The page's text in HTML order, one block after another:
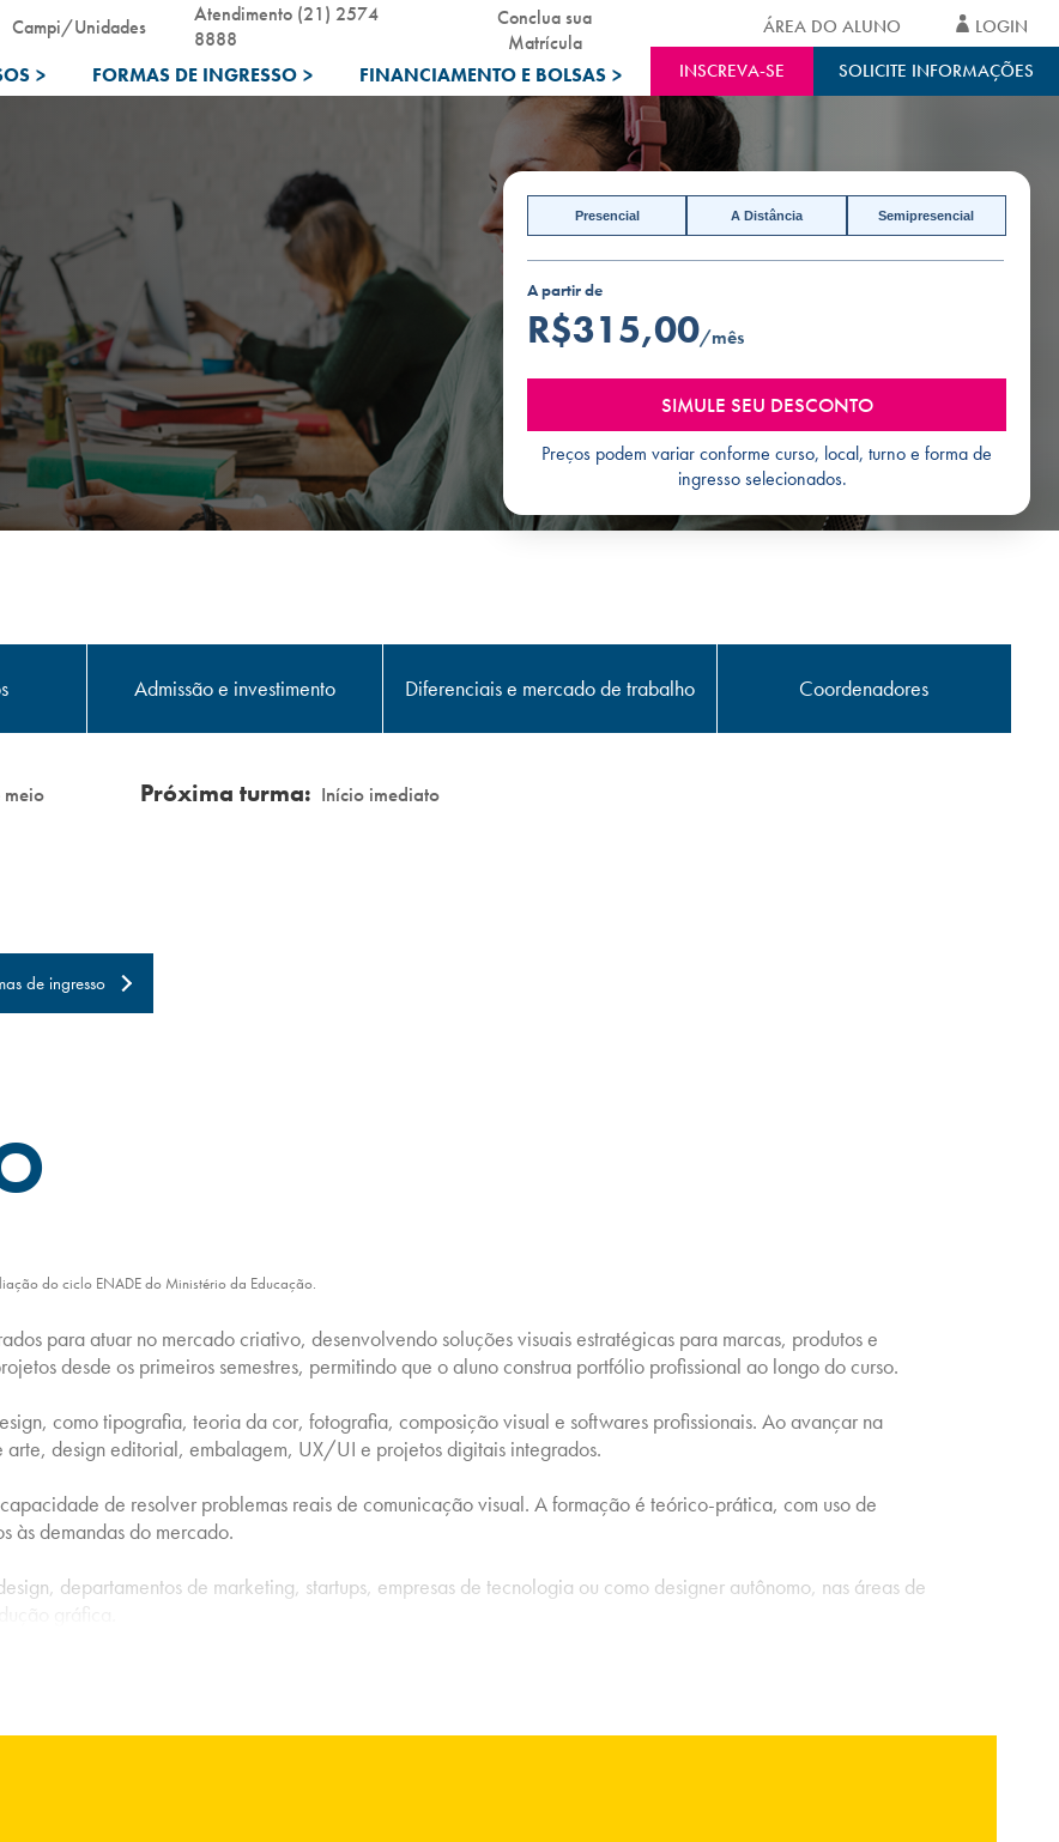
> FORMAS DE INGRESSO > FINANCIAMENTO E BOLSAS >
Campi/Unidades
Atendimento (21) 2574
8888
Conclua sua
Matrícula
INSCREVA-SE SOLICITE INFORMAÇÕES
ÁREA DO ALUNO LOGIN
Presencial A Distância Semipresencial
A partir de
R$315,00/mês
SIMULE SEU DESCONTO
Preços podem variar conforme curso, local, turno e forma de
ingresso selecionados.
Admissão e investimento Diferenciais e mercado de trabalho Coordenadores
meio Próxima turma: Início imediato
de ingresso
do ciclo ENADE do Ministério da Educação.
para atuar no mercado criativo, desenvolvendo soluções visuais estratégicas para marcas, produtos e
desde os primeiros semestres, permitindo que o aluno construa portfólio profissional ao longo do curso.
como tipografia, teoria da cor, fotografia, composição visual e softwares profissionais. Ao avançar na
design editorial, embalagem, UX/UI e projetos digitais integrados.
de resolver problemas reais de comunicação visual. A formação é teórico-prática, com uso de
às demandas do mercado.
departamentos de marketing, startups, empresas de tecnologia ou como designer autônomo, nas áreas de
gráfica.